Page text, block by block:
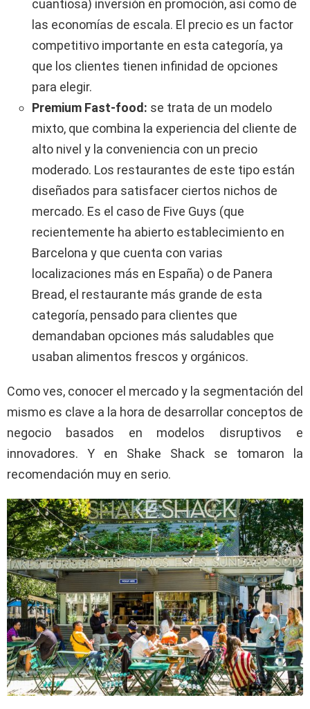
cuantiosa) inversión en promoción, así como de
las economías de escala. El precio es un factor
competitivo importante en esta categoría, ya
que los clientes tienen infinidad de opciones
para elegir.
Premium Fast-food: se trata de un modelo
mixto, que combina la experiencia del cliente de
alto nivel y la conveniencia con un precio
moderado. Los restaurantes de este tipo están
diseñados para satisfacer ciertos nichos de
mercado. Es el caso de Five Guys (que
recientemente ha abierto establecimiento en
Barcelona y que cuenta con varias
localizaciones más en España) o de Panera
Bread, el restaurante más grande de esta
categoría, pensado para clientes que
demandaban opciones más saludables que
usaban alimentos frescos y orgánicos.
Como ves, conocer el mercado y la segmentación del
mismo es clave a la hora de desarrollar conceptos de
negocio basados en modelos disruptivos e
innovadores. Y en Shake Shack se tomaron la
recomendación muy en serio.